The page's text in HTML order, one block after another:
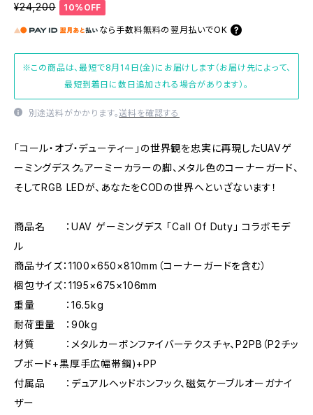
¥24,200 10%OFF
なら 手数料無料の 翌月払いでOK
※この商品は、最短で8月14日(金)にお届けします（お届け先によって、
最短到着日に数日追加される場合があります）。
別途送料がかかります。送料を確認する
「コール・オブ・デューティー」の世界観を忠実に再現したUAVゲ
ーミングデスク。アーミーカラーの脚、メタル色のコーナーガード、
そしてRGB LEDが、あなたをCODの世界へといざないます！
商品名 ：UAV ゲーミングデス 「Call Of Duty」 コラボモデ
ル
商品サイズ：1100×650×810mm（コーナーガードを含む）
梱包サイズ：1195×675×106mm
重量 ：16.5kg
耐荷重量 ：90kg
材質 ：メタルカーボンファイバーテクスチャ、P2PB（P2チッ
プボード+黒厚手広幅帯鋼)+PP
付属品 ：デュアルヘッドホンフック、磁気ケーブルオーガナイ
ザー